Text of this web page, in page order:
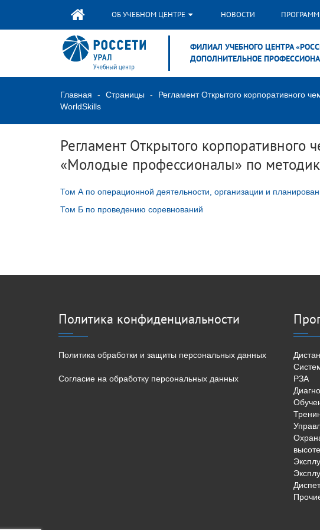
ОБ УЧЕБНОМ ЦЕНТРЕ НОВОСТИ
ФИЛИАЛ УЧЕБНОГО ЦЕНТРА
ДОПОЛНИТЕЛЬНОЕ
Главная Страницы
Регламент Открытого корпоративного
WorldSkills
Регламент Открытого корпоративного
«Молодые профессионалы» по
Том А по операционной деятельности, организации и
Том Б по проведению соревнований
Политика конфиденциальности
Политика обработки и защиты персональных данных
Согласие на обработку персональных данных
РЗА